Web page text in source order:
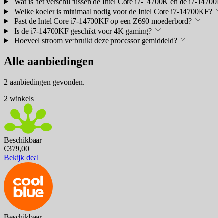
Wat is het verschil tussen de Intel Core i7-14700K en de i7-
Welke koeler is minimaal nodig voor de Intel Core i7-14700KF?
Past de Intel Core i7-14700KF op een Z690 moederbord?
Is de i7-14700KF geschikt voor 4K gaming?
Hoeveel stroom verbruikt deze processor gemiddeld?
Alle aanbiedingen
2 aanbiedingen gevonden.
2 winkels
Beschikbaar
€379,00
Bekijk deal